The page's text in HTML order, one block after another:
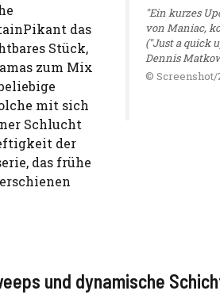
das
Stück,
zum Mix
mit sich
Schlucht
der
das frühe
"Ein kurzes
von Maniac,
("Just a quick
Dennis
© Screenshot/
und dynamische